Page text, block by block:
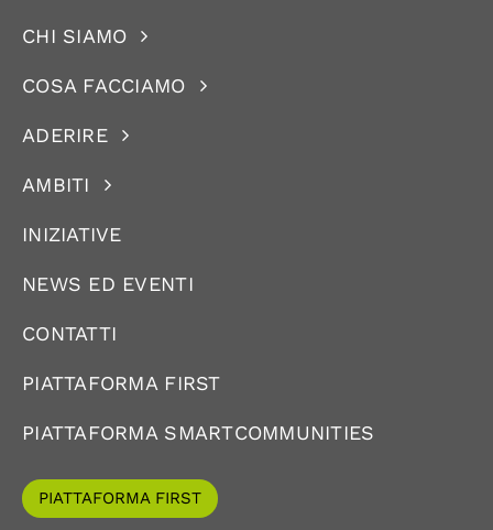
CHI SIAMO
COSA FACCIAMO
ADERIRE
AMBITI
INIZIATIVE
NEWS ED EVENTI
CONTATTI
PIATTAFORMA FIRST
PIATTAFORMA SMARTCOMMUNITIES
PIATTAFORMA FIRST